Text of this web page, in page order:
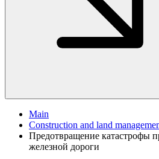
Main
Construction and land
Предотвращение катастрофы
железной дороги